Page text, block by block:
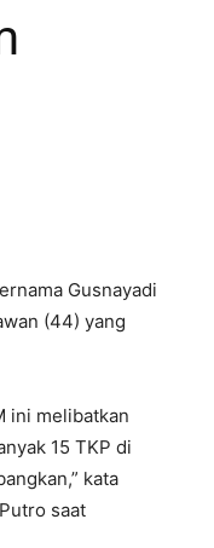
Gusnayadi
(44) yang
ini melibatkan
15 TKP di
kata
saat